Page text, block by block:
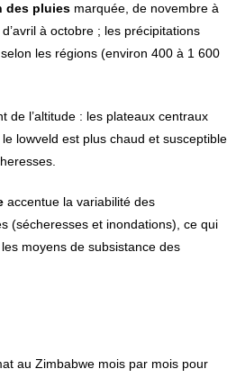
des pluies marquée, de novembre à
d’avril à octobre ; les précipitations
les régions (environ 400 à 1 600
de l’altitude : les plateaux centraux
lowveld est plus chaud et susceptible
accentue la variabilité des
(sécheresses et inondations), ce qui
moyens de subsistance des
au Zimbabwe mois par mois pour